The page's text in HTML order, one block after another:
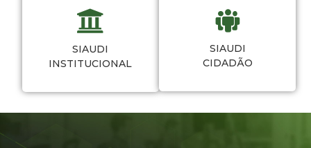
SIAUDI
INSTITUCIONAL
SIAUDI
CIDADÃO